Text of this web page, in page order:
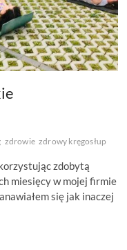
zdrowie zdrowy kręgosłup
zdobytą
miesięcy w mojej firmie
się jak inaczej